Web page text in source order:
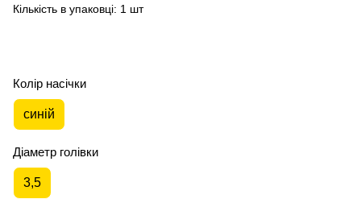
Кількість в упаковці: 1 шт
Колір насічки
синій
Діаметр голівки
3,5